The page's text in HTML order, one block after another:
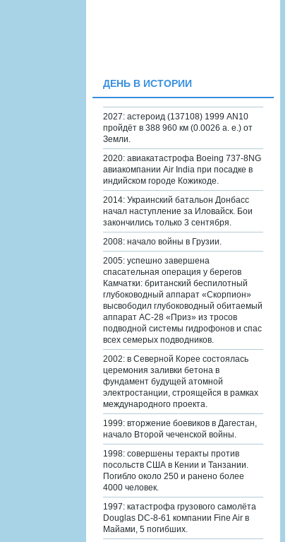
ДЕНЬ В ИСТОРИИ
2027: астероид (137108) 1999 AN10
пройдёт в 388 960 км (0.0026 а. е.) от
Земли.
2020: авиакатастрофа Boeing 737-8NG
авиакомпании Air India при посадке в
индийском городе Кожикоде.
2014: Украинский батальон Донбасс
начал наступление за Иловайск. Бои
закончились только 3 сентября.
2008: начало войны в Грузии.
2005: успешно завершена
спасательная операция у берегов
Камчатки: британский беспилотный
глубоководный аппарат «Скорпион»
высвободил глубоководный обитаемый
аппарат АС-28 «Приз» из тросов
подводной системы гидрофонов и спас
всех семерых подводников.
2002: в Северной Корее состоялась
церемония заливки бетона в
фундамент будущей атомной
электростанции, строящейся в рамках
международного проекта.
1999: вторжение боевиков в Дагестан,
начало Второй чеченской войны.
1998: совершены теракты против
посольств США в Кении и Танзании.
Погибло около 250 и ранено более
4000 человек.
1997: катастрофа грузового самолёта
Douglas DC-8-61 компании Fine Air в
Майами, 5 погибших.